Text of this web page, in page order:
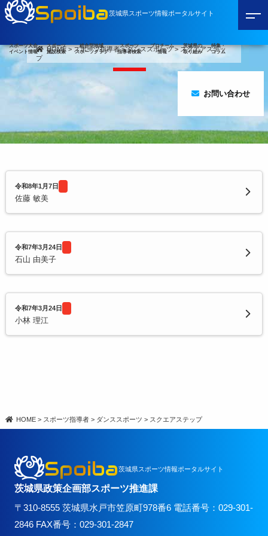
Spoiba茨城県スポーツ情報ポータルサイト
スポーツ大会
イベント情報
スポーツ
施設検索
総合型地域
スポーツクラブ
スポーツ
指導者検索
プロチーム
情報
茨城県の
取り組み
特集・
コラム
お問い合わせ
HOME>スポーツ指導者>ダンススポーツ>スクエアステッ
プ
令和8年1月7日
佐藤 敏美
令和7年3月24日
石山 由美子
令和7年3月24日
小林 理江
HOME > スポーツ指導者 > ダンススポーツ > スクエアステップ
Spoiba茨城県スポーツ情報ポータルサイト
茨城県政策企画部スポーツ推進課
〒310-8555 茨城県水戸市笠原町978番6 電話番号：029-301-
2846 FAX番号：029-301-2847